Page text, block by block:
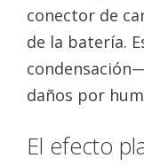
conector de
de la batería.
daños por
El efecto